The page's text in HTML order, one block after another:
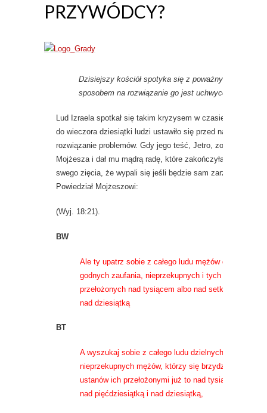
PRZYWÓDCY?
Dzisiejszy kościół spotyka się z poważnym
sposobem na rozwiązanie go jest uchwycenie się
Lud Izraela spotkał się takim kryzysem w czasie swej
do wieczora dziesiątki ludzi ustawiło się przed namiotem
rozwiązanie problemów. Gdy jego teść, Jetro, zobaczył
Mojżesza i dał mu mądrą radę, które zakończyła się
swego zięcia, że wypali się jeśli będzie sam zarządzał
Powiedział Mojżeszowi:
(Wyj. 18:21).
BW
Ale ty upatrz sobie z całego ludu mężów dzielnych,
godnych zaufania, nieprzekupnych i tych ustanów
przełożonych nad tysiącem albo nad setką, albo nad
nad dziesiątką
BT
A wyszukaj sobie z całego ludu dzielnych, bojących
nieprzekupnych mężów, którzy się brzydzą
ustanów ich przełożonymi już to nad tysiącem, już
nad pięćdziesiątką i nad dziesiątką,